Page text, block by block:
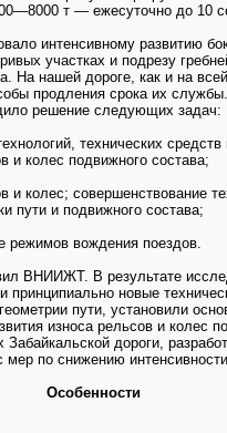
т — ежесуточно до 10
интенсивному развитию
участках и подрезу
На нашей дороге, как и на
продления срока их
решение следующих задач:
технических
и колес подвижного состава;
и колес; совершенствование
пути и подвижного состава;
режимов вождения поездов.
ВНИИЖТ. В результате
принципиально новые
пути, установили
износа рельсов и колес
Забайкальской дороги,
мер по снижению
Особенности